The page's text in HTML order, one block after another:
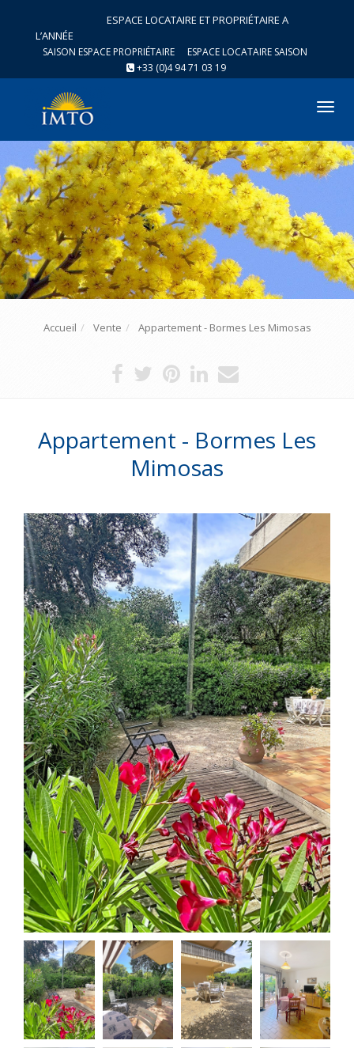
ESPACE LOCATAIRE ET PROPRIÉTAIRE A
L’ANNÉE
SAISON ESPACE PROPRIÉTAIRE
ESPACE LOCATAIRE SAISON
+33 (0)4 94 71 03 19
Accueil Vente Appartement - Bormes Les Mimosas
Appartement - Bormes Les
Mimosas